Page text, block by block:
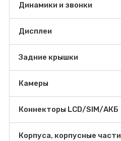
Динамики и звонки
Дисплеи
Задние крышки
Камеры
Коннекторы LCD/SIM/АКБ
Корпуса, корпусные части